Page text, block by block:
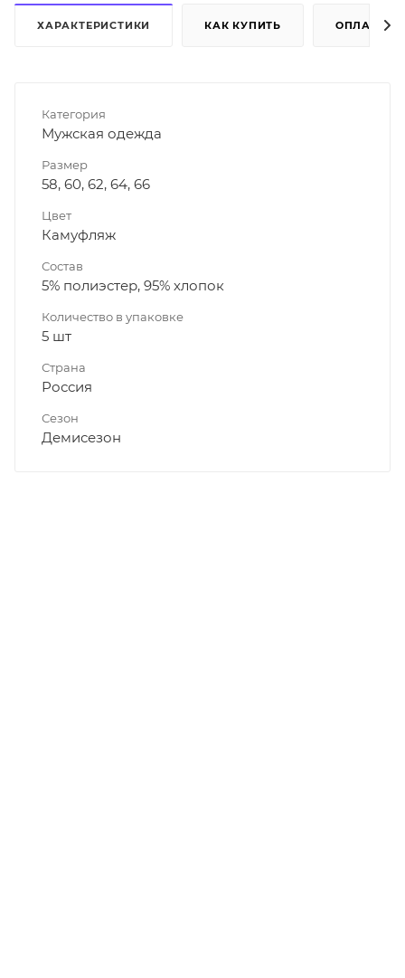
ХАРАКТЕРИСТИКИ КАК КУПИТЬ ОПЛАТА
Категория
Мужская одежда
Размер
58, 60, 62, 64, 66
Цвет
Камуфляж
Состав
5% полиэстер, 95% хлопок
Количество в упаковке
5 шт
Страна
Россия
Сезон
Демисезон